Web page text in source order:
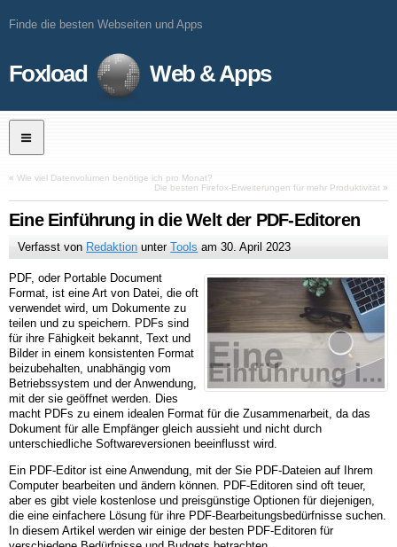
Finde die besten Webseiten und Apps
Foxload Web & Apps
« Wie viel Datenvolumen benötige ich pro Monat?
Die besten Firefox-Erweiterungen für mehr Produktivität »
Eine Einführung in die Welt der PDF-Editoren
Verfasst von Redaktion unterTools am30. April 2023
PDF, oder Portable Document
Format, ist eine Art von Datei, die oft
verwendet wird, um Dokumente zu
teilen und zu speichern. PDFs sind
für ihre Fähigkeit bekannt, Text und
Bilder in einem konsistenten Format
beizubehalten, unabhängig vom
Betriebssystem und der Anwendung,
mit der sie geöffnet werden. Dies
macht PDFs zu einem idealen Format für die Zusammenarbeit, da das
Dokument für alle Empfänger gleich aussieht und nicht durch
unterschiedliche Softwareversionen beeinflusst wird.
Ein PDF-Editor ist eine Anwendung, mit der Sie PDF-Dateien auf Ihrem
Computer bearbeiten und ändern können. PDF-Editoren sind oft teuer,
aber es gibt viele kostenlose und preisgünstige Optionen für diejenigen,
die eine einfachere Lösung für ihre PDF-Bearbeitungsbedürfnisse suchen.
In diesem Artikel werden wir einige der besten PDF-Editoren für